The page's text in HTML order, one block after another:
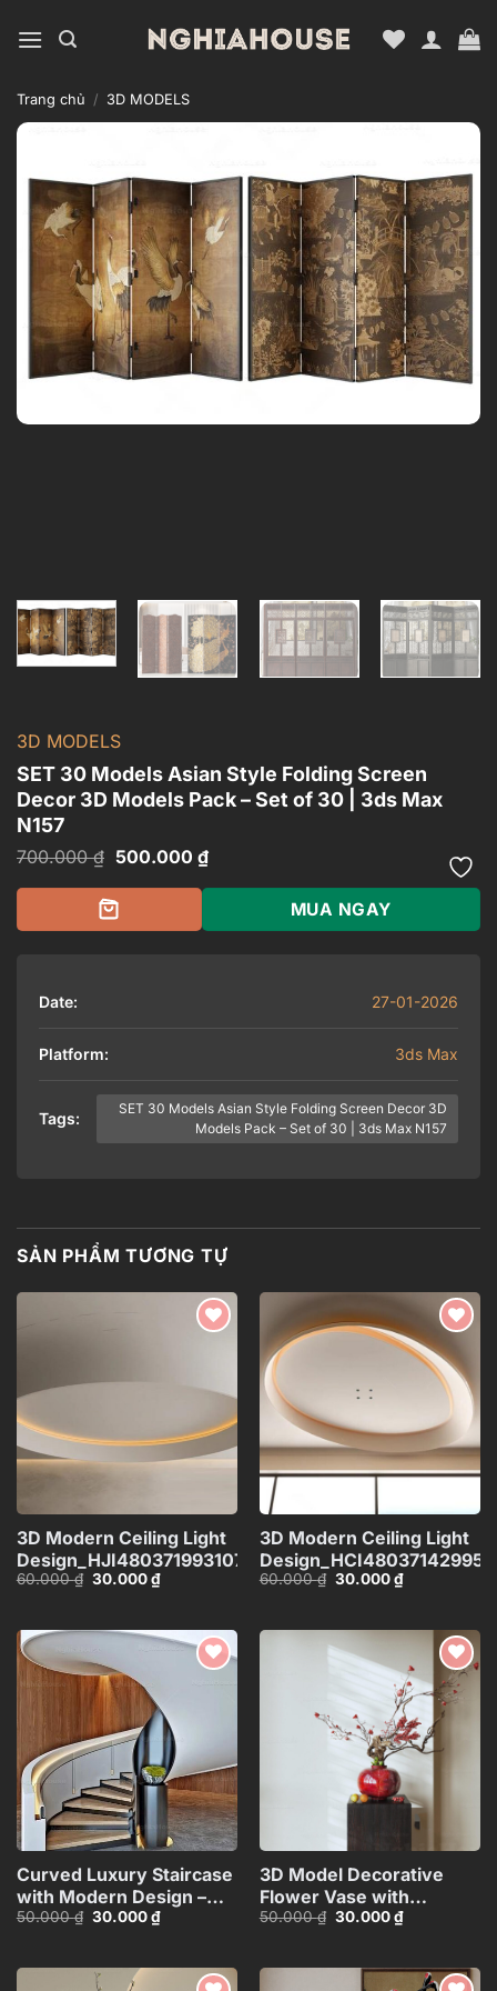
qua
dung
Trang chủ / 3D MODELS
Add to
wishlist
3D MODELS
SET 30 Models Asian Style Folding Screen
Decor 3D Models Pack – Set of 30 | 3ds Max
N157
700.000₫ Giá
là:
700.000 ₫.
500.000 ₫Giá
hiện
tại
500.000 ₫.
MUA NGAY
Date: 27-01-2026
Platform: 3ds Max
Tags:
SET 30 Models Asian Style Folding Screen Decor 3D
Models Pack – Set of 30 | 3ds Max N157
SẢN PHẨM TƯƠNG TỰ
3D Modern Ceiling Light
Design_HJI4803719931072
60.000₫ Giá
30.000₫Giá
hiện
30.000 ₫.
Add to
wishlist
3D Modern Ceiling Light
60.000₫ Giá
30.000₫Giá
hiện
30.000 ₫.
Curved Luxury Staircase
with Modern Design –
3ds Max
50.000₫ Giá
30.000₫Giá
hiện
30.000 ₫.
Add to
wishlist
3D Model Decorative
Flower Vase with
Branches – 3ds
50.000₫ Giá
30.000₫Giá
hiện
30.000 ₫.